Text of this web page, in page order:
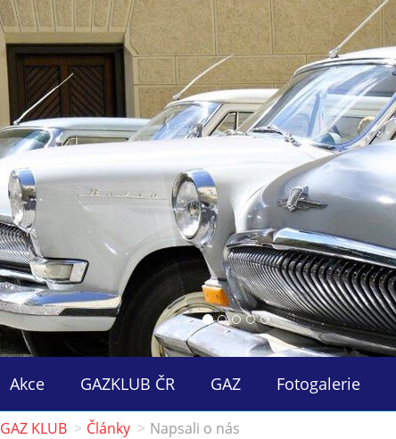
Akce GAZKLUB ČR GAZ Fotogalerie
GAZ KLUB Články Napsali o nás